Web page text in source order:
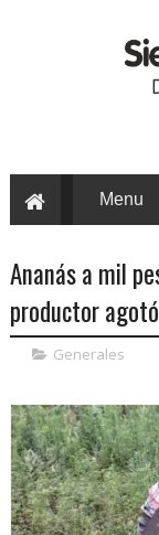
Ananás a mil
productor
Generales